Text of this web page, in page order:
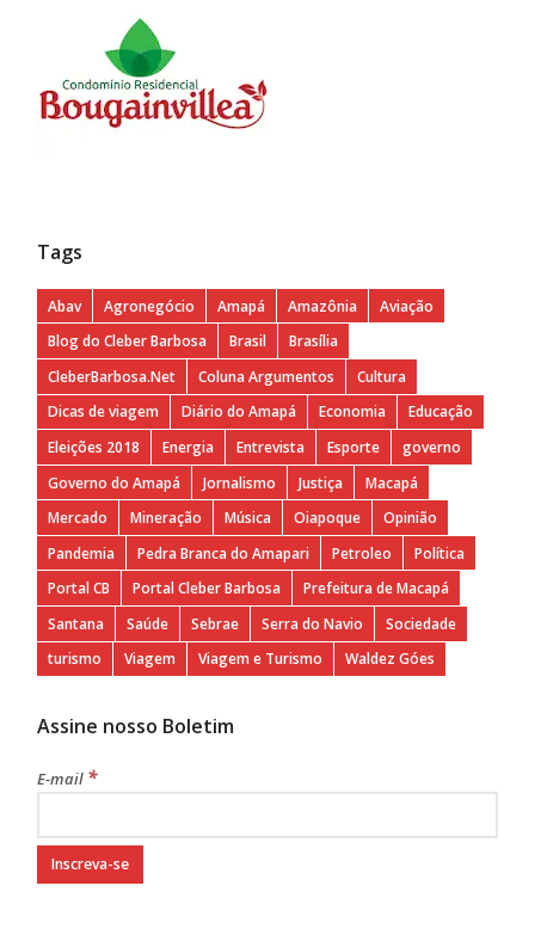
Tags
Abav Agronegócio Amapá Amazônia
Aviação
Blog do Cleber Barbosa
Brasil
Brasília
CleberBarbosa.Net
Coluna Argumentos
Cultura
Dicas de viagem
Diário do Amapá Economia
Educação
Eleições 2018
Energia Entrevista Esporte
governo
Governo do Amapá
Jornalismo Justiça
Macapá
Mercado
Mineração Música Oiapoque
Opinião
Pandemia
Pedra Branca do Amapari Petroleo
Política
Portal CB
Portal Cleber Barbosa
Prefeitura de Macapá
Santana
Saúde Sebrae Serra do Navio
Sociedade
turismo
Viagem Viagem e Turismo Waldez Góes
Assine nosso Boletim
E-mail *